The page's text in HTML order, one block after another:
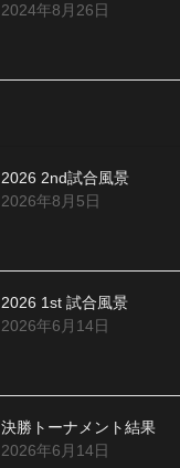
2024年8月26日
2026 2nd試合風景
2026年8月5日
2026 1st 試合風景
2026年6月14日
決勝トーナメント結果
2026年6月14日